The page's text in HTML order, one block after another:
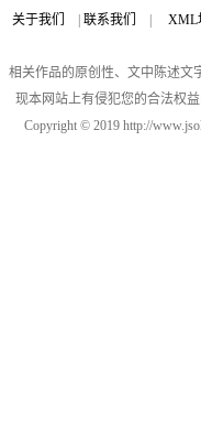
关于我们 联系我们 XML
相关作品的原创性、文中陈述文
现本网站上有侵犯您的合法权
Copyright © 2019 http://